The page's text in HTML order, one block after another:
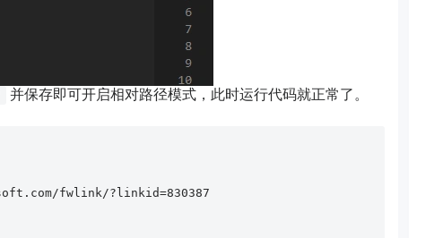
并保存即可开启相对路径模式，此时运行代码就正常了。